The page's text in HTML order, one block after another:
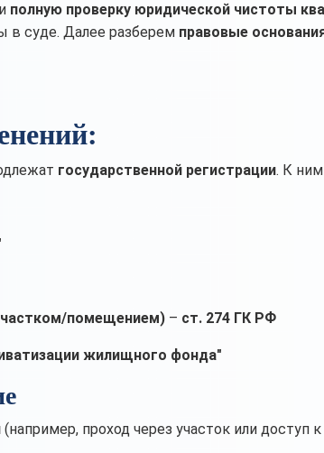
полную проверку юридической чистоты
в суде. Далее разберем правовые
государственной регистрации. К ним
помещением) – ст. 274 ГК РФ
жилищного фонда"
(например, проход через участок или доступ к